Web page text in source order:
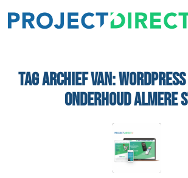
TAG ARCHIEF VAN:
ONDERHOUD ALMERE